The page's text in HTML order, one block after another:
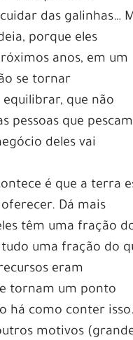
das galinhas…
porque eles
anos, em um
se tornar
que não
pessoas que pescam
deles vai
é que a terra
Dá mais
têm uma fração
uma fração do
eram
tornam um ponto
há como conter isso.
motivos